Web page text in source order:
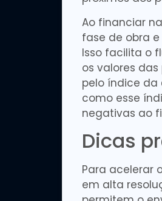
Ao financiar
fase de obra
Isso facilita o
os valores
pelo índice da
como esse
negativas ao
Dicas
Para acelerar
em alta